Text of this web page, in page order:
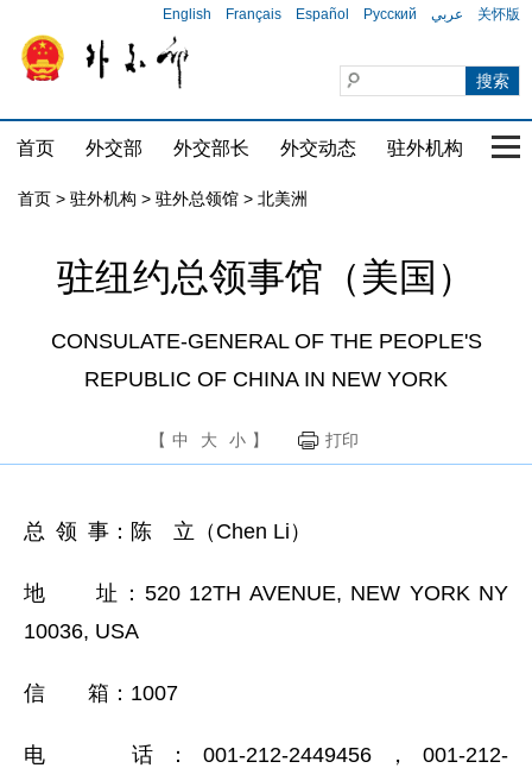
English Français Español Русский عربي 关怀版
首页 外交部 外交部长 外交动态 驻外机构 国
首页 > 驻外机构 > 驻外总领馆 > 北美洲
驻纽约总领事馆（美国）
CONSULATE-GENERAL OF THE PEOPLE'S
REPUBLIC OF CHINA IN NEW YORK
【 中 大 小 】 打印
总 领 事：陈 立（Chen Li）
地 址：520 12TH AVENUE, NEW YORK NY
10036, USA
信 箱：1007
电 话：001-212-2449456，001-212-